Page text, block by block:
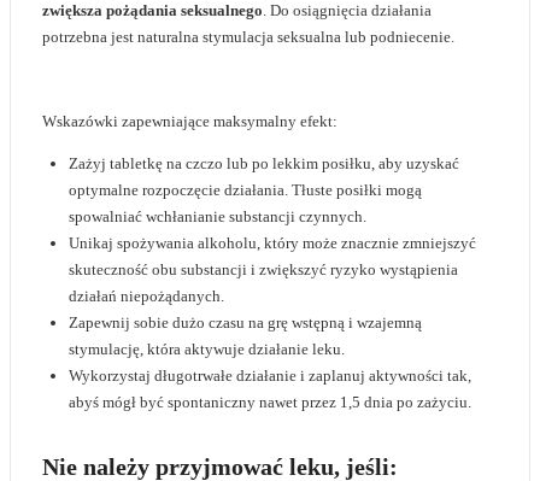
zwiększa pożądania seksualnego. Do osiągnięcia działania
potrzebna jest naturalna stymulacja seksualna lub podniecenie.
Wskazówki zapewniające maksymalny efekt:
Zażyj tabletkę na czczo lub po lekkim posiłku, aby uzyskać
optymalne rozpoczęcie działania. Tłuste posiłki mogą
spowalniać wchłanianie substancji czynnych.
Unikaj spożywania alkoholu, który może znacznie zmniejszyć
skuteczność obu substancji i zwiększyć ryzyko wystąpienia
działań niepożądanych.
Zapewnij sobie dużo czasu na grę wstępną i wzajemną
stymulację, która aktywuje działanie leku.
Wykorzystaj długotrwałe działanie i zaplanuj aktywności tak,
abyś mógł być spontaniczny nawet przez 1,5 dnia po zażyciu.
Nie należy przyjmować leku, jeśli: